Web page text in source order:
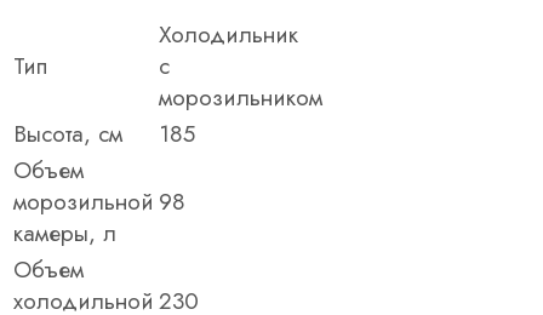
Тип
Холодильник
c
морозильником
Высота, см
185
Объем
морозильной
камеры, л
98
Объем
холодильной 230